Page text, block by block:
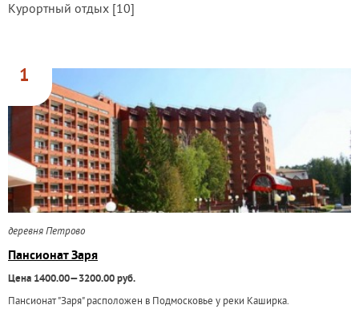
Курортный отдых [10]
1
деревня Петрово
Пансионат Заря
Цена 1400.00—3200.00 руб.
Пансионат "Заря" расположен в Подмосковье у реки Каширка.